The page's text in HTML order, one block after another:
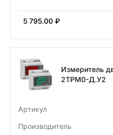
5 795.00 ₽
Измеритель
2ТРМ0-Д.У2
Артикул
Производитель